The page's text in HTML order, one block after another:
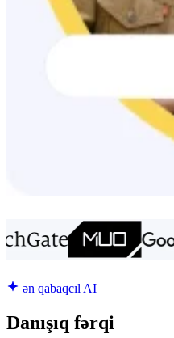
ən qabaqcıl AI
Danışıq fərqi